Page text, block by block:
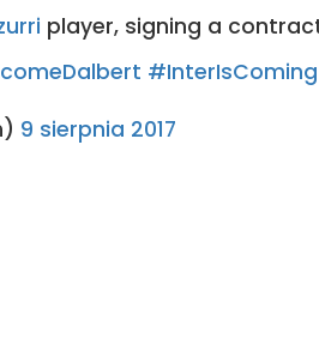
player, signing a
#InterIsComing
9 sierpnia 2017